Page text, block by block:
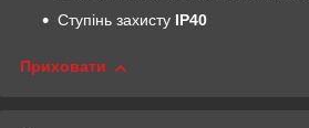
Ступінь захисту IP40
Приховати